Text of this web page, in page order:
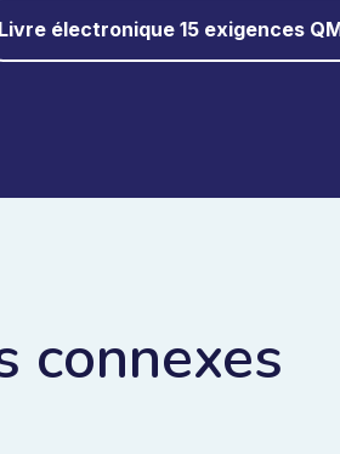
Livre électronique 15 exigences
connexes